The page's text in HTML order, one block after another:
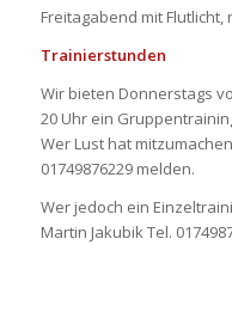
Freitagabend mit Flutlicht,
Trainierstunden
Wir bieten Donnerstags
20 Uhr ein
Wer Lust hat
01749876229 melden.
Wer jedoch ein
Martin Jakubik Tel.